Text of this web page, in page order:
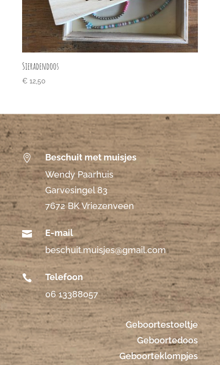
Sieradendoos
€12,50

Beschuit met muisjes
Wendy Paarhuis
Garvesingel 83
7672 BK Vriezenveen

E-mail
beschuit.muisjes@gmail.com

Telefoon
06 13388057
Geboortestoeltje
Geboortedoos
Geboorteklompjes